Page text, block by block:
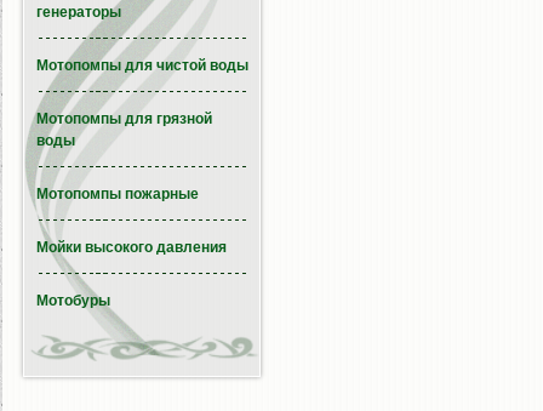
генераторы
Мотопомпы для чистой воды
Мотопомпы для грязной
воды
Мотопомпы пожарные
Мойки высокого давления
Мотобуры